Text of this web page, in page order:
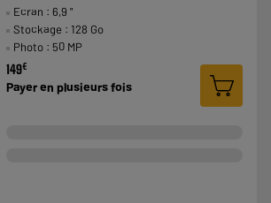
Ecran : 6,9 "
Stockage : 128 Go
Photo : 50 MP
149€
Payer en plusieurs fois